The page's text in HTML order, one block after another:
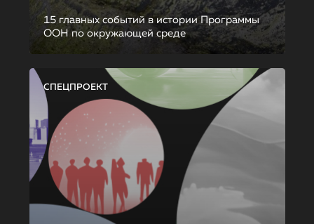
15 главных событий в истории Программы
ООН по окружающей среде
СПЕЦПРОЕКТ